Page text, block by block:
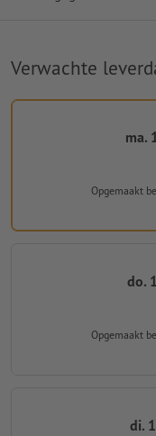
Verwachte
ma.
Opgemaakt
do.
Opgemaakt
di.